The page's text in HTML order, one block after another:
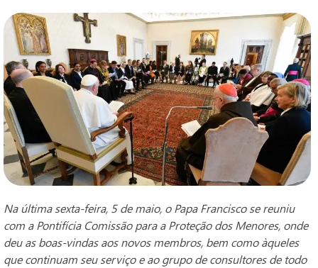
Na última sexta-feira, 5 de maio, o Papa Francisco se reuniu
com a Pontifícia Comissão para a Proteção dos Menores, onde
deu as boas-vindas aos novos membros, bem como àqueles
que continuam seu serviço e ao grupo de consultores de todo